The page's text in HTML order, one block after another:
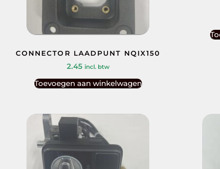
CONNECTOR LAADPUNT NQIX150
2.45 incl. btw
Toevoegen aan winkelwagen